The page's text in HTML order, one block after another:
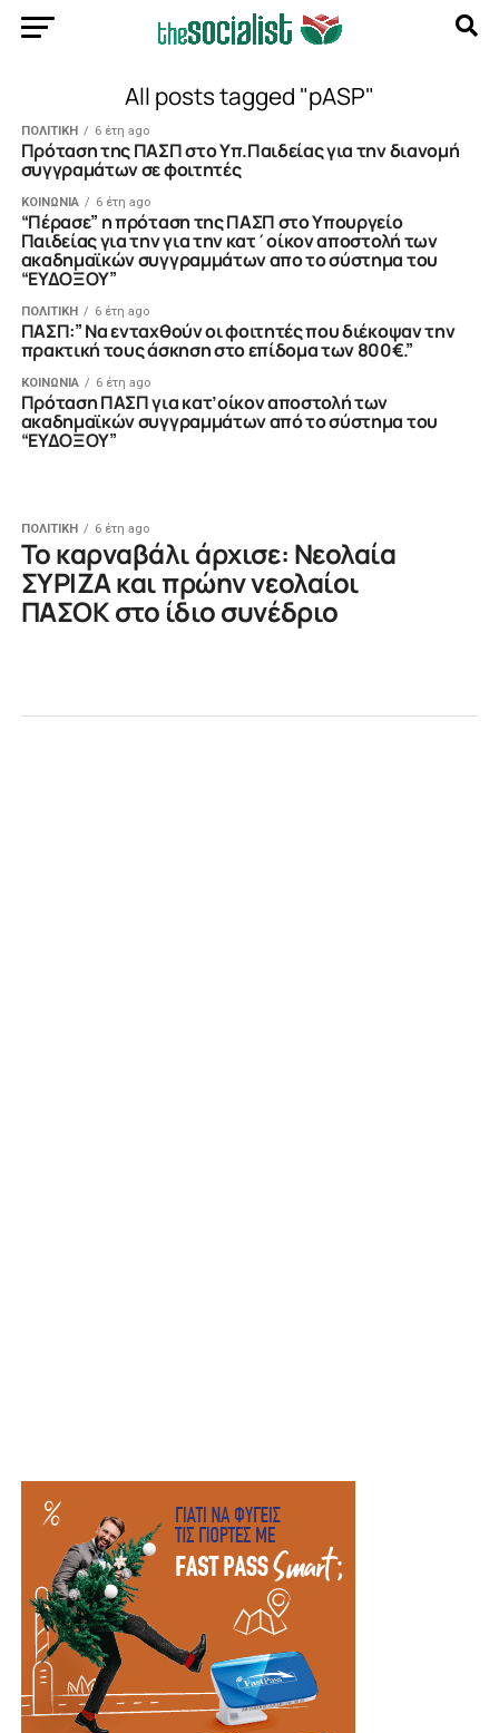
All posts tagged "pASP"
ΠΟΛΙΤΙΚΗ 6 έτη ago
Πρόταση της ΠΑΣΠ στο Υπ.Παιδείας για την διανομή
συγγραμάτων σε φοιτητές
ΚΟΙΝΩΝΙΑ 6 έτη ago
“Πέρασε” η πρόταση της ΠΑΣΠ στο Υπουργείο
Παιδείας για την για την κατ΄οίκον αποστολή των
ακαδημαϊκών συγγραμμάτων απο το σύστημα του
“ΕΥΔΟΞΟΥ”
ΠΟΛΙΤΙΚΗ 6 έτη ago
ΠΑΣΠ:” Να ενταχθούν οι φοιτητές που διέκοψαν την
πρακτική τους άσκηση στο επίδομα των 800€.”
ΚΟΙΝΩΝΙΑ 6 έτη ago
Πρόταση ΠΑΣΠ για κατ’οίκον αποστολή των
ακαδημαϊκών συγγραμμάτων από το σύστημα του
“ΕΥΔΟΞΟΥ”
ΠΟΛΙΤΙΚΗ 6 έτη ago
Το καρναβάλι άρχισε: Νεολαία
ΣΥΡΙΖΑ και πρώην νεολαίοι
ΠΑΣΟΚ στο ίδιο συνέδριο